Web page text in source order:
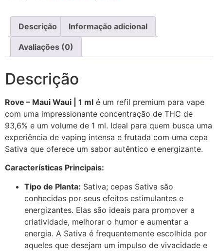
Descrição Informação adicional
Avaliações (0)
Descrição
Rove – Maui Waui | 1 ml é um refil premium para vape
com uma impressionante concentração de THC de
93,6% e um volume de 1 ml. Ideal para quem busca uma
experiência de vaping intensa e frutada com uma cepa
Sativa que oferece um sabor autêntico e energizante.
Características Principais:
Tipo de Planta: Sativa; cepas Sativa são
conhecidas por seus efeitos estimulantes e
energizantes. Elas são ideais para promover a
criatividade, melhorar o humor e aumentar a
energia. A Sativa é frequentemente escolhida por
aqueles que desejam um impulso de vivacidade e